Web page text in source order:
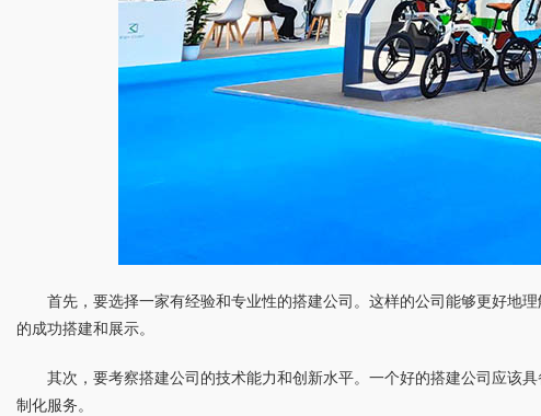
首先，要选择一家有经验和专业性的搭建公司。这样的公司能够更好地
的成功搭建和展示。
其次，要考察搭建公司的技术能力和创新水平。一个好的搭建公司应该
制化服务。